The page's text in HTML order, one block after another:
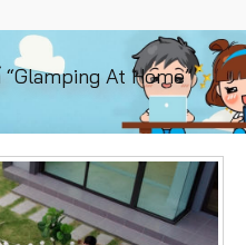
At Home”